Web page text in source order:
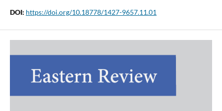
DOI: https://doi.org/10.18778/1427-9657.11.01